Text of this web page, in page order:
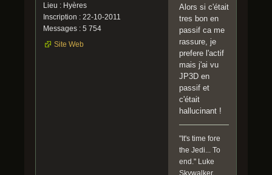
Lieu : Hyères
Inscription : 22-10-2011
Messages : 5 754
Site Web
Alors si c'était
tres bon en
passif ca me
rassure, je
prefere l'actif
mais j'ai vu
JP3D en
passif et
c'était
hallucinant !
"It's time fore
the Jedi... To
end." Luke
Skywalker.